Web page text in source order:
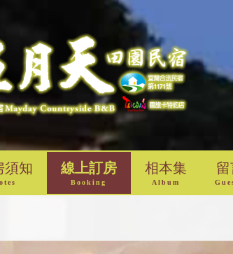
須知 線上訂房
Booking
相本集
Album